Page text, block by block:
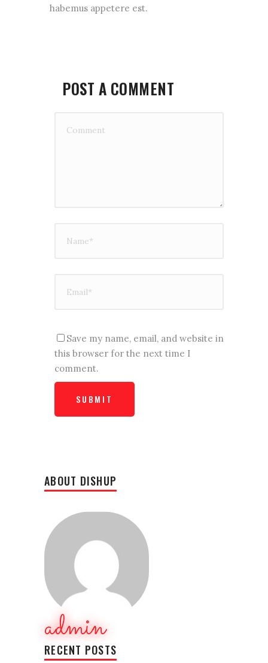
habemus appetere est.
POST A COMMENT
Save my name, email, and website in
this browser for the next time I
comment.
ABOUT DISHUP
admin
RECENT POSTS